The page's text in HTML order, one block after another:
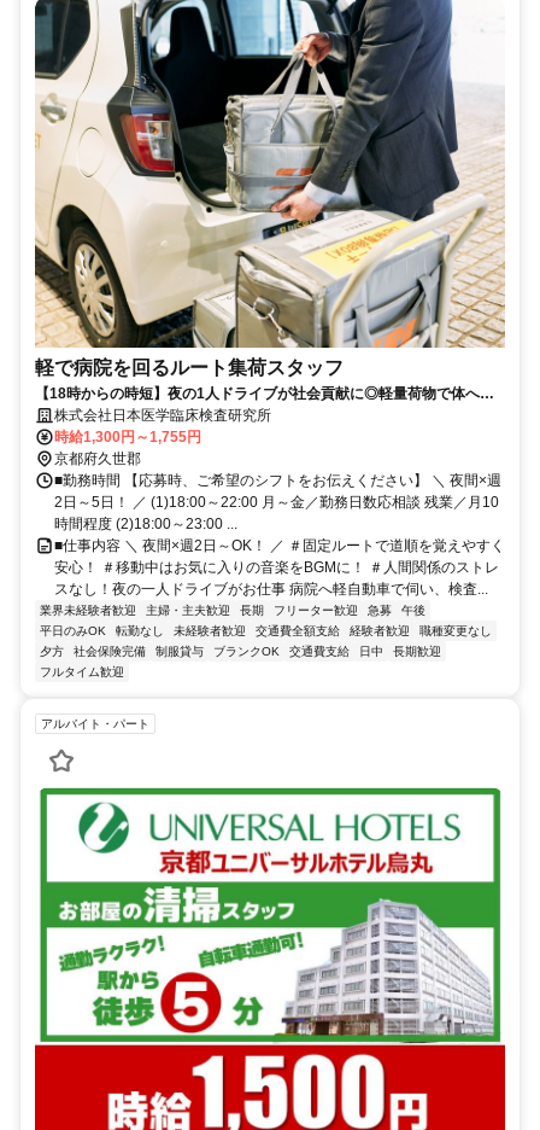
軽で病院を回るルート集荷スタッフ
【18時からの時短】夜の1人ドライブが社会貢献に◎軽量荷物で体への
負担も少なめです／Wワーク不可
株式会社日本医学臨床検査研究所
時給1,300円～1,755円
京都府久世郡
■勤務時間 【応募時、ご希望のシフトをお伝えください】 ＼ 夜間×週
2日～5日！ ／ (1)18:00～22:00 月～金／勤務日数応相談 残業／月10
時間程度 (2)18:00～23:00 ...
■仕事内容 ＼ 夜間×週2日～OK！ ／ ＃固定ルートで道順を覚えやすく
安心！ ＃移動中はお気に入りの音楽をBGMに！ ＃人間関係のストレ
スなし！夜の一人ドライブがお仕事 病院へ軽自動車で伺い、検査...
業界未経験者歓迎 主婦・主夫歓迎 長期 フリーター歓迎 急募
午後
平日のみOK
転勤なし 未経験者歓迎 交通費全額支給 経験者歓迎
職種変更なし
夕方
社会保険完備 制服貸与 ブランクOK 交通費支給 日中
長期歓迎
フルタイム歓迎
アルバイト・パート